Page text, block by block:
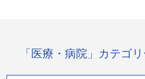
「医療・病院」カテゴ